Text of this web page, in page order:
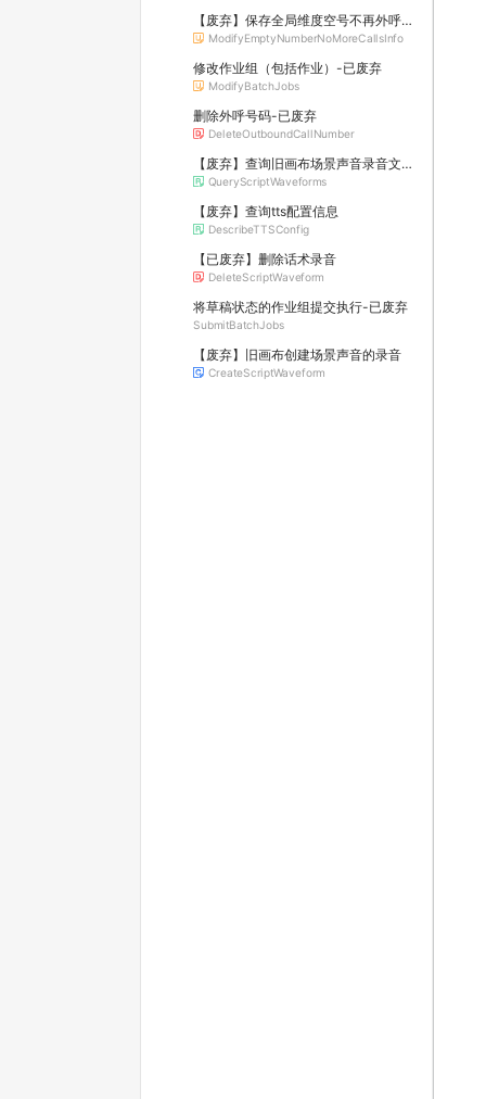
【废弃】保存全局维度空号不再外呼功能开关
ModifyEmptyNumberNoMoreCallsInfo
修改作业组（包括作业）-已废弃
ModifyBatchJobs
删除外呼号码-已废弃
DeleteOutboundCallNumber
【废弃】查询旧画布场景声音录音文件列表
QueryScriptWaveforms
【废弃】查询tts配置信息
DescribeTTSConfig
【已废弃】删除话术录音
DeleteScriptWaveform
将草稿状态的作业组提交执行-已废弃
SubmitBatchJobs
【废弃】旧画布创建场景声音的录音
CreateScriptWaveform